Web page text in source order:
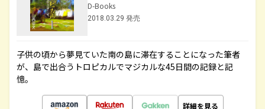
D-Books
2018.03.29 発売
子供の頃から夢見ていた南の島に滞在することになった筆者
が、島で出合うトロピカルでマジカルな45日間の記録と記
憶。
詳細を見る